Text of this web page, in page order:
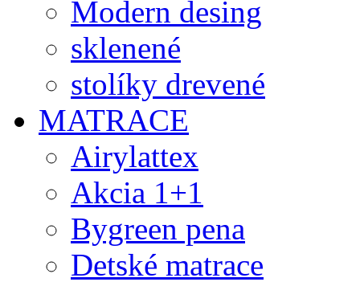
Modern desing
sklenené
stolíky drevené
MATRACE
Airylattex
Akcia 1+1
Bygreen pena
Detské matrace